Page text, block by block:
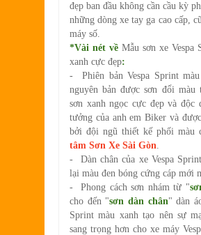
đẹp ban đầu không cần cầu kỳ
những dòng xe tay ga cao cấp,
máy số.
*Vài nét về Mẫu sơn xe Vespa
xanh cực đẹp:
- Phiên bản Vespa Sprint
nguyên bản được sơn đổi màu
sơn xanh ngọc cực đẹp và độc
tưởng của anh em Biker và
bởi đội ngũ thiết kế phối màu
tâm Sơn Xe Sài Gòn
- Dàn chân của xe Vespa
lại màu đen bóng cứng cáp mới
- Phong cách sơn nhám từ "
cho đến "sơn dàn chân" dàn
Sprint màu xanh tạo nên sự
sang trọng hơn cho xe máy